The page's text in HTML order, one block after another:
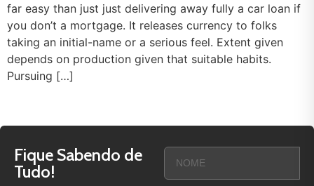
far easy than just just delivering away fully a car loan if
you don’t a mortgage. It releases currency to folks
taking an initial-name or a serious feel. Extent given
depends on production given that suitable habits.
Pursuing […]
Fique Sabendo de
Tudo!